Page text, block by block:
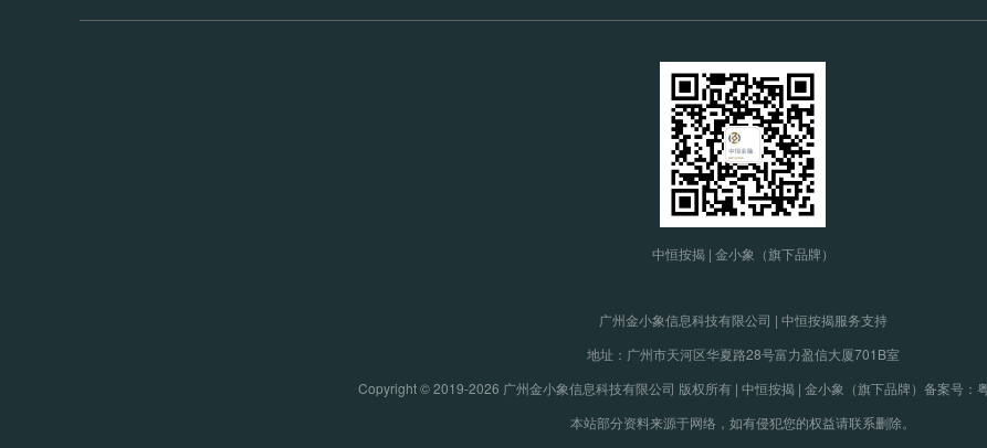
中恒按揭 | 金小象（旗下品牌）
广州金小象信息科技有限公司 | 中恒按揭服务支持
地址：广州市天河区华夏路28号富力盈信大厦701B室
Copyright © 2019-2026 广州金小象信息科技有限公司 版权所有 | 中恒按揭 | 金小象（旗下品牌） 备案号：
本站部分资料来源于网络，如有侵犯您的权益请联系删除。